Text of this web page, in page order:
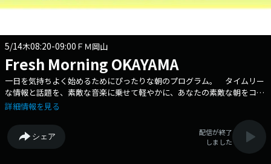
5/14木08:20-09:00 ＦＭ岡山
Fresh Morning OKAYAMA
一日を気持ちよく始めるためにぴったりな朝のプログラム。 タイムリー
な情報と話題を、素敵な音楽に乗せて軽やかに、あなたの素敵な朝をコー
ディネートします。 ▽08:30〜 【 Traffic Report 】 日本道路交通情
の国ポケット 】 岡山県からの情報をお伝えします。 ▽08:48〜 【
Weather Forecast 】 岡山県の天気と全国の天気をお伝えします。
▽08:55〜 【 News Time 】 岡山県の最新ニュースをお伝えします。
詳細情報を見る
シェア
配信が終了
しました